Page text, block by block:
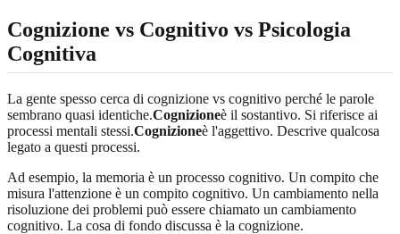
Cognizione vs Cognitivo vs Psicologia
Cognitiva
La gente spesso cerca di cognizione vs cognitivo perché le parole
sembrano quasi identiche.Cognizioneè il sostantivo. Si riferisce ai
processi mentali stessi.Cognizioneè l'aggettivo. Descrive qualcosa
legato a questi processi.
Ad esempio, la memoria è un processo cognitivo. Un compito che
misura l'attenzione è un compito cognitivo. Un cambiamento nella
risoluzione dei problemi può essere chiamato un cambiamento
cognitivo. La cosa di fondo discussa è la cognizione.